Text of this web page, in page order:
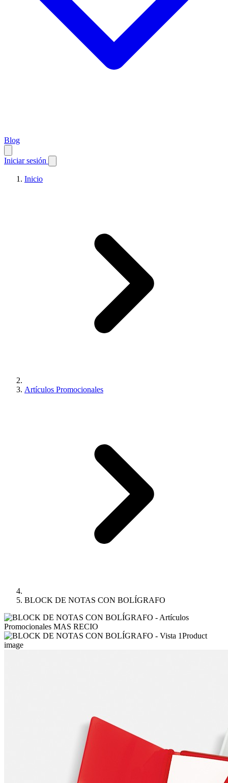
Blog
Iniciar sesión
Inicio
Artículos Promocionales
BLOCK DE NOTAS CON BOLÍGRAFO
Product
image